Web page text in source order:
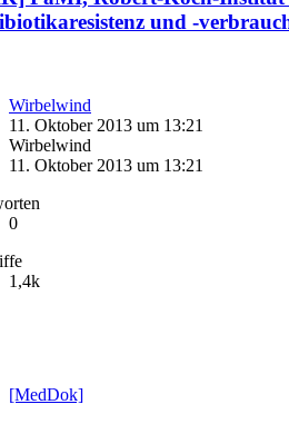
und -
Wirbelwind
11. Oktober 2013 um 13:21
Wirbelwind
11. Oktober 2013 um 13:21
0
1,4k
[MedDok]